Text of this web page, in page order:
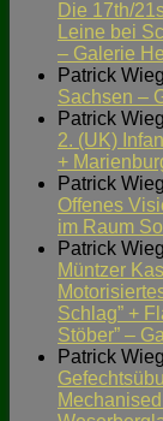
Die 17th/
Leine bei
– Galerie
Patrick
Sachsen –
Patrick
2. (UK)
+
Patrick
Offenes
im Raum
Patrick
Müntzer
Schlag” +
Stöber” –
Patrick